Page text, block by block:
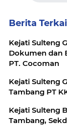
Berita
Kejati Sulteng
Dokumen dan
PT. Cocoman
Kejati Sulteng
Tambang PT
Kejati Sulteng
Tambang,